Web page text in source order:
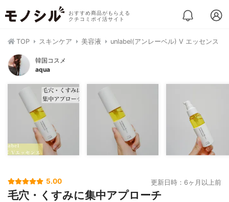
おすすめ商品がもらえる
クチコミポイ活サイト
TOP スキンケア 美容液 unlabel(アンレーベル) V エッセンス
韓国コスメ
aqua
5.00 更新日時：6ヶ月以上前
毛穴・くすみに集中アプローチ